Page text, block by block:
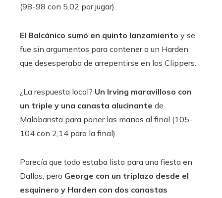
(98-98 con 5.02 por jugar).
El Balcánico sumó en quinto lanzamiento y se
fue sin argumentos para contener a un Harden
que desesperaba de arrepentirse en los Clippers.
¿La respuesta local? Un Irving maravilloso con
un triple y una canasta alucinante de
Malabarista para poner las manos al final (105-
104 con 2,14 para la final).
Parecía que todo estaba listo para una fiesta en
Dallas, pero George con un triplazo desde el
esquinero y Harden con dos canastas